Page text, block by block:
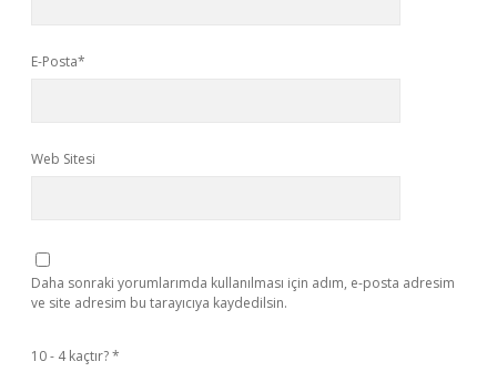
E-Posta*
Web Sitesi
Daha sonraki yorumlarımda kullanılması için adım, e-posta adresim
ve site adresim bu tarayıcıya kaydedilsin.
10 - 4 kaçtır?*